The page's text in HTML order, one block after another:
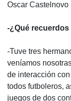
Oscar Castelnovo
-¿Qué
-Tuve tres
veníamos
de interacción
todos futboleros,
juegos de dos